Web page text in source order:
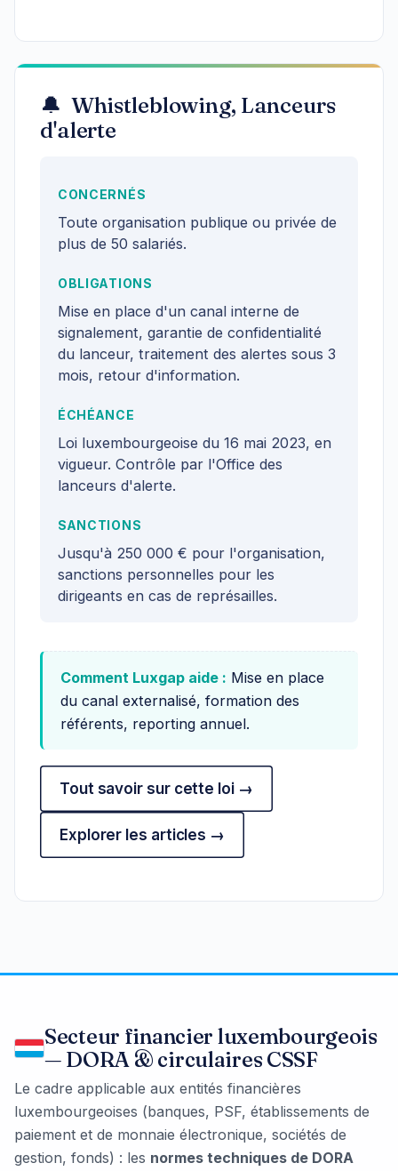
🔔 Whistleblowing, Lanceurs
d'alerte
CONCERNÉS
Toute organisation publique ou privée de
plus de 50 salariés.
OBLIGATIONS
Mise en place d'un canal interne de
signalement, garantie de confidentialité
du lanceur, traitement des alertes sous 3
mois, retour d'information.
ÉCHÉANCE
Loi luxembourgeoise du 16 mai 2023, en
vigueur. Contrôle par l'Office des
lanceurs d'alerte.
SANCTIONS
Jusqu'à 250 000 € pour l'organisation,
sanctions personnelles pour les
dirigeants en cas de représailles.
Comment Luxgap aide : Mise en place
du canal externalisé, formation des
référents, reporting annuel.
Tout savoir sur cette loi →
Explorer les articles →
Secteur financier luxembourgeois
— DORA & circulaires CSSF
Le cadre applicable aux entités financières
luxembourgeoises (banques, PSF, établissements de
paiement et de monnaie électronique, sociétés de
gestion, fonds) : les normes techniques de DORA